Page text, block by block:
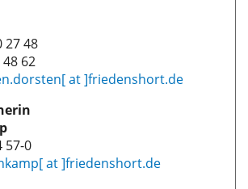
27 48
48 62
at ]friedenshort.de
57-0
at ]friedenshort.de